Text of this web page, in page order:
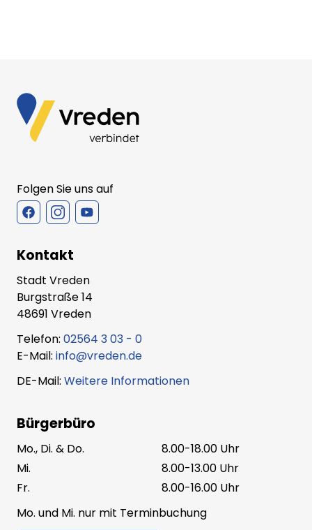
Folgen Sie uns auf
Kontakt
Stadt Vreden
Burgstraße 14
48691 Vreden
Telefon: 02564 3 03 - 0
E-Mail: info@vreden.de
DE-Mail: Weitere Informationen
Bürgerbüro
Mo., Di. & Do.
8.00-18.00 Uhr
Mi.
8.00-13.00 Uhr
Fr.
8.00-16.00 Uhr
Mo. und Mi. nur mit Terminbuchung